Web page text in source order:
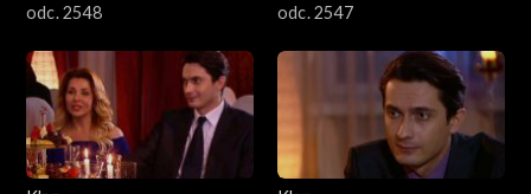
odc. 2548
odc. 2547